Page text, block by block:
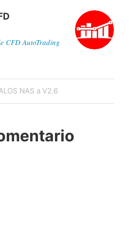
CFD AutoTrading
NAS a V2.6